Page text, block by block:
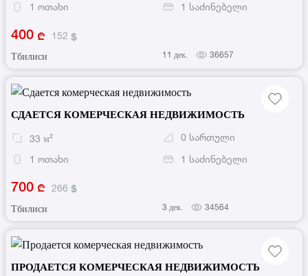
1 ოთახი 1 საძინებელი
400
152
Тбилиси
11 дек. 36657
СДАЕТСЯ КОМЕРЧЕСКАЯ НЕДВИЖИМОСТЬ
33 м² 0 სართული
1 ოთახი 1 საძინებელი
700
266
Тбилиси
3 дек. 34564
ПРОДАЕТСЯ КОМЕРЧЕСКАЯ НЕДВИЖИМОСТЬ